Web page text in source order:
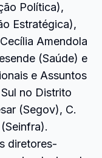
Política),
Estratégica),
Amendola
(Saúde) e
e Assuntos
no Distrito
(Segov), C.
diretores-